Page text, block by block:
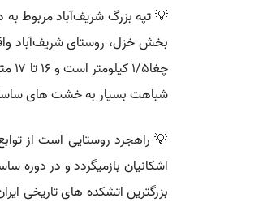
شباهت بسیار به خشت های
💡 راهجرد روستایی است از
اشکانیان بازمیگردد و در
بزرگترین اتشکده های تاریخی